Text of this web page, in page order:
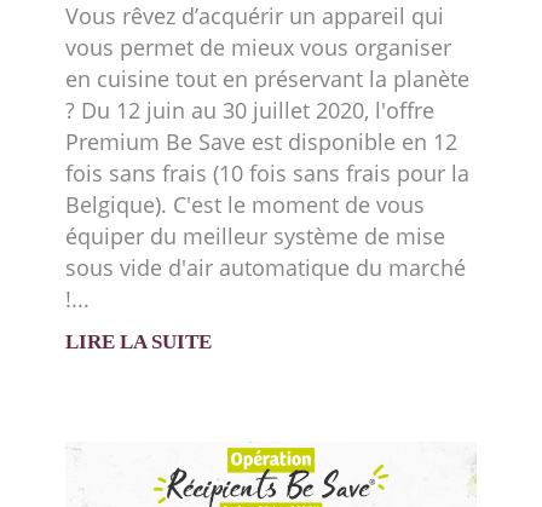
Vous rêvez d’acquérir un appareil qui
vous permet de mieux vous organiser
en cuisine tout en préservant la planète
? Du 12 juin au 30 juillet 2020, l'offre
Premium Be Save est disponible en 12
fois sans frais (10 fois sans frais pour la
Belgique). C'est le moment de vous
équiper du meilleur système de mise
sous vide d'air automatique du marché
!
LIRE LA SUITE